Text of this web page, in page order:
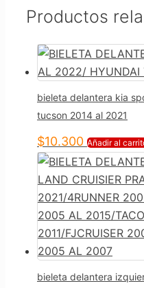
Productos
bieleta delantera kia
tucson 2014 al 2021
$10.300 Añadir al
bieleta delantera